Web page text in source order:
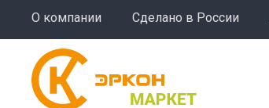
О компании Сделано в России